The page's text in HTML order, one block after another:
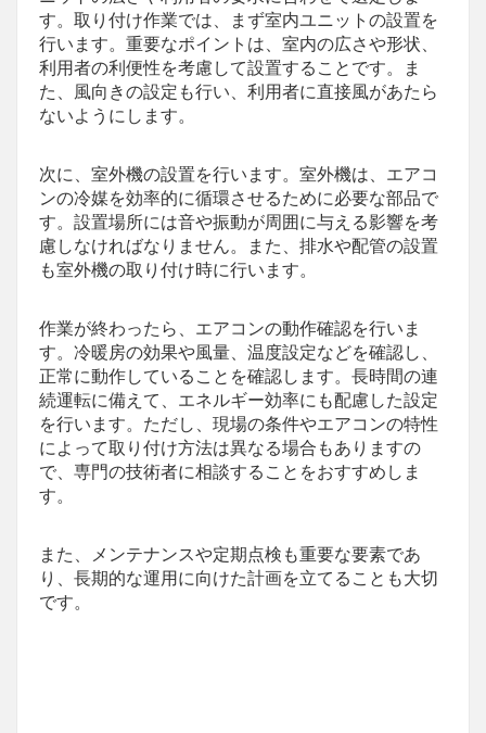
す。取り付け作業では、まず室内ユニットの設置を
行います。重要なポイントは、室内の広さや形状、
利用者の利便性を考慮して設置することです。ま
た、風向きの設定も行い、利用者に直接風があたら
ないようにします。
次に、室外機の設置を行います。室外機は、エアコ
ンの冷媒を効率的に循環させるために必要な部品で
す。設置場所には音や振動が周囲に与える影響を考
慮しなければなりません。また、排水や配管の設置
も室外機の取り付け時に行います。
作業が終わったら、エアコンの動作確認を行いま
す。冷暖房の効果や風量、温度設定などを確認し、
正常に動作していることを確認します。長時間の連
続運転に備えて、エネルギー効率にも配慮した設定
を行います。ただし、現場の条件やエアコンの特性
によって取り付け方法は異なる場合もありますの
で、専門の技術者に相談することをおすすめしま
す。
また、メンテナンスや定期点検も重要な要素であ
り、長期的な運用に向けた計画を立てることも大切
です。